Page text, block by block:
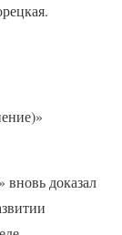
доказал